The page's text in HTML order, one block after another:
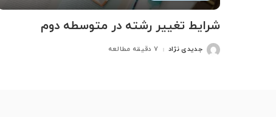
شرایط تغییر رشته در متوسطه دوم
ارسال جدیدی نژاد 7 دقیقه مطالعه